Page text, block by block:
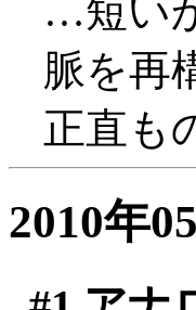
…短い
脈を再
正直も
2010年